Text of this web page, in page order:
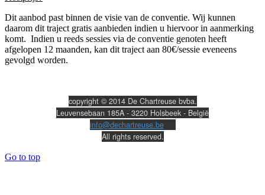
Dit aanbod past binnen de visie van de conventie. Wij kunnen
daarom dit traject gratis aanbieden indien u hiervoor in aanmerking
komt. Indien u reeds sessies via de conventie genoten heeft
afgelopen 12 maanden, kan dit traject aan 80€/sessie eveneens
gevolgd worden.
copyright © 2014 De Chartreuse bvba.
Leuvensebaan 185A - 3220 Holsbeek - België
info@dechartreuse.be
All rights reserved.
Go to top